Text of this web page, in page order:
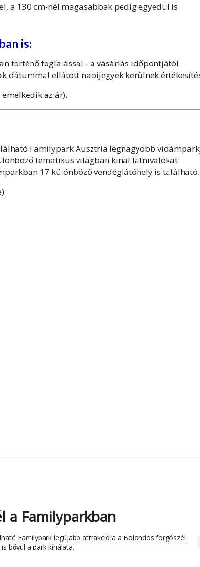
a 130 cm-nél magasabbak pedig egyedül is
is:
történő foglalással - a vásárlás időpontjától
dátummal ellátott napijegyek kerülnek
az ár).
Familypark Ausztria legnagyobb
tematikus világban kínál látnivalókat:
17 különböző vendéglátóhely is található.
a Familyparkban
Familypark legújabb attrakciója a Bolondos forgószél.
bővül a park kínálata.